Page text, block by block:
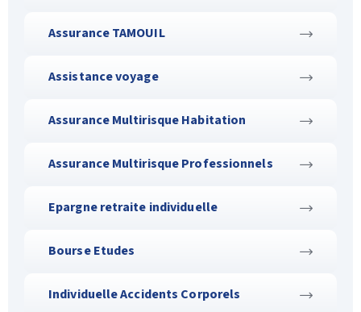
Assurance TAMOUIL
Assistance voyage
Assurance Multirisque Habitation
Assurance Multirisque Professionnels
Epargne retraite individuelle
Bourse Etudes
Individuelle Accidents Corporels